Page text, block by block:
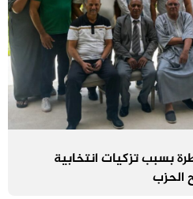
بسبب تزكيات انتخابية
الحزب